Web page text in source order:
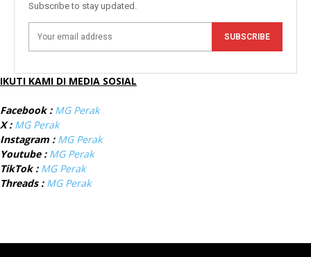
Subscribe to stay updated.
SUBSCRIBE
IKUTI KAMI DI MEDIA SOSIAL
Facebook : MG Perak
X : MG Perak
Instagram : MG Perak
Youtube : MG Perak
TikTok : MG Perak
Threads : MG Perak